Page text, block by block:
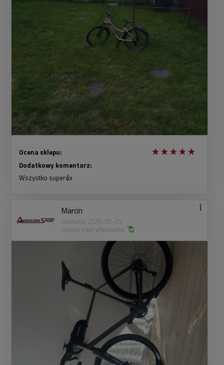
Ocena sklepu:
Dodatkowy komentarz:
Wszystko super👍
Marcin
Dodano: 2026-05-29
Opinia zweryfikowana